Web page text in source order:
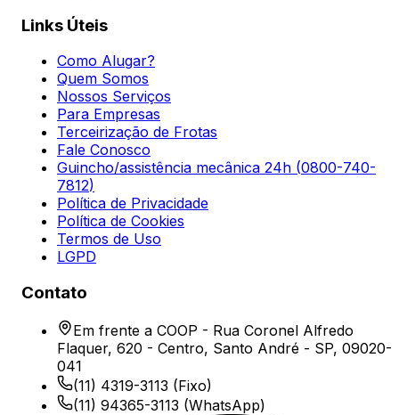
Links Úteis
Como Alugar?
Quem Somos
Nossos Serviços
Para Empresas
Terceirização de Frotas
Fale Conosco
Guincho/assistência mecânica 24h (0800-740-
7812)
Política de Privacidade
Política de Cookies
Termos de Uso
LGPD
Contato
Em frente a COOP - Rua Coronel Alfredo
Flaquer, 620 - Centro, Santo André - SP, 09020-
041
(11) 4319-3113 (Fixo)
(11) 94365-3113 (WhatsApp)